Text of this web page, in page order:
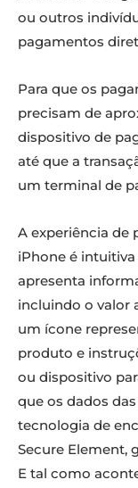
ou outros
pagamentos
Para que os
precisam de
dispositivo de
até que a
um terminal de
A experiência de
iPhone é intuitiva
apresenta
incluindo o valor
um ícone
produto e
ou dispositivo
que os dados
tecnologia de
Secure Element,
E tal como